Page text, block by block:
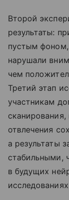
Второй
результаты:
пустым
нарушали
чем
Третий этап
участникам
сканирования,
отвлечения
а результаты
стабильными,
в будущих